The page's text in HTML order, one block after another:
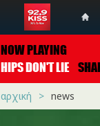
NOW PLAYING
HIPS DON'T LIE
αρχική news